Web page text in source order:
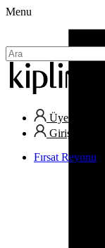
Menu
Üye Ol
Giriş Yap
Fırsat Reyonu